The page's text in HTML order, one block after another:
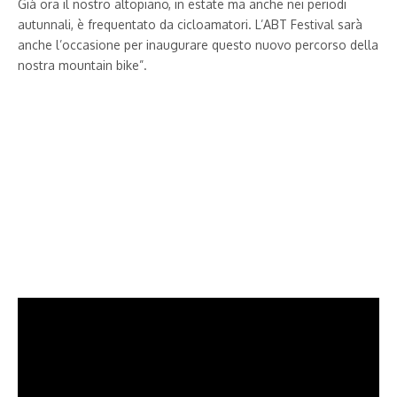
Già ora il nostro altopiano, in estate ma anche nei periodi
autunnali, è frequentato da cicloamatori. L’ABT Festival sarà
anche l’occasione per inaugurare questo nuovo percorso della
nostra mountain bike”.